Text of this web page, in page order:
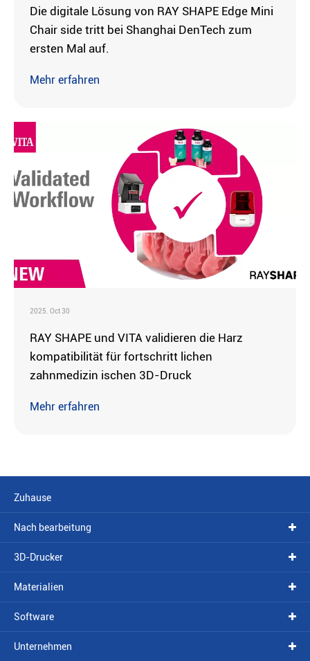
Die digitale Lösung von RAY SHAPE Edge Mini
Chair side tritt bei Shanghai DenTech zum
ersten Mal auf.
Mehr erfahren
2025. Oct 30
RAY SHAPE und VITA validieren die Harz
kompatibilität für fortschritt lichen
zahnmedizin ischen 3D-Druck
Mehr erfahren
Zuhause
Nach bearbeitung
3D-Drucker
Materialien
Software
Unternehmen